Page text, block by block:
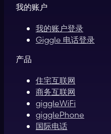
我的账户
我的账户登录
Giggle 电话登录
产品
住宅互联网
商务互联网
giggleWiFi
gigglePhone
国际电话